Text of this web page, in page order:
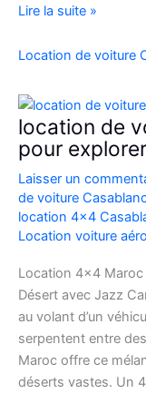
Location
Rover
Casablanca
Lire la suite »
Location de voiture
location de
pour
Laisser un
de voiture
location 4x4
Location voiture
Location 4×4 Maroc
Désert avec Jazz
au volant d’un
serpentent entre
Maroc offre ce
déserts vastes. Un